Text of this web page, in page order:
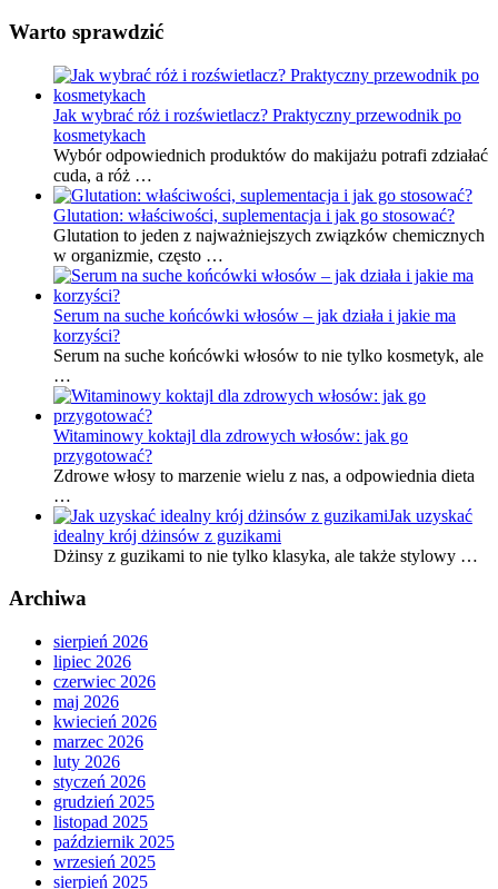
Warto sprawdzić
Jak wybrać róż i rozświetlacz? Praktyczny przewodnik po
kosmetykach
Wybór odpowiednich produktów do makijażu potrafi zdziałać
cuda, a róż …
Glutation: właściwości, suplementacja i jak go stosować?
Glutation to jeden z najważniejszych związków chemicznych
w organizmie, często …
Serum na suche końcówki włosów – jak działa i jakie ma
korzyści?
Serum na suche końcówki włosów to nie tylko kosmetyk, ale
…
Witaminowy koktajl dla zdrowych włosów: jak go
przygotować?
Zdrowe włosy to marzenie wielu z nas, a odpowiednia dieta
…
Jak uzyskać
idealny krój dżinsów z guzikami
Dżinsy z guzikami to nie tylko klasyka, ale także stylowy …
Archiwa
sierpień 2026
lipiec 2026
czerwiec 2026
maj 2026
kwiecień 2026
marzec 2026
luty 2026
styczeń 2026
grudzień 2025
listopad 2025
październik 2025
wrzesień 2025
sierpień 2025